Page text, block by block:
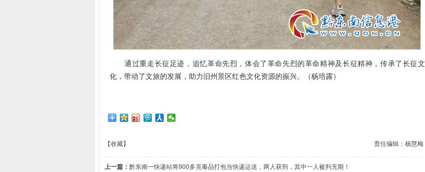
通过重走长征足迹，追忆革命先烈，体会了革命先烈的革命精神及长征精神，传承了长征文
化，带动了文旅的发展，助力旧州景区红色文化资源的振兴。（杨培露）
责任编辑：杨慧梅
【收藏】
上一篇： 黔东南一快递站将900多克毒品打包当快递运送，两人获刑，其中一人被判无期！